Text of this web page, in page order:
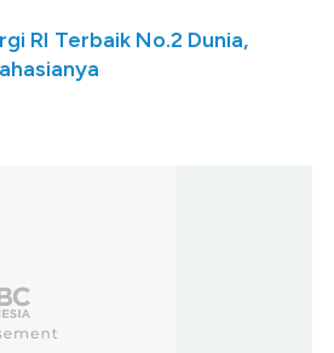
RI Terbaik No.2 Dunia,